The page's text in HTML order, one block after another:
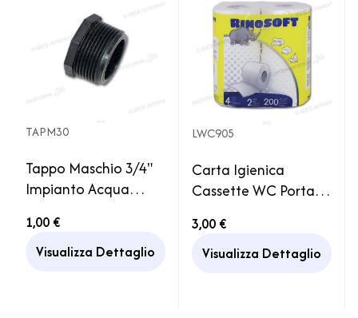
TAPM30
Tappo Maschio 3/4"
Impianto Acqua
Caravan Campeggio
1,00 €
Visualizza Dettaglio
LWC905
Carta Igienica
Cassette WC Portatili
3,00 €
Visualizza Dettaglio